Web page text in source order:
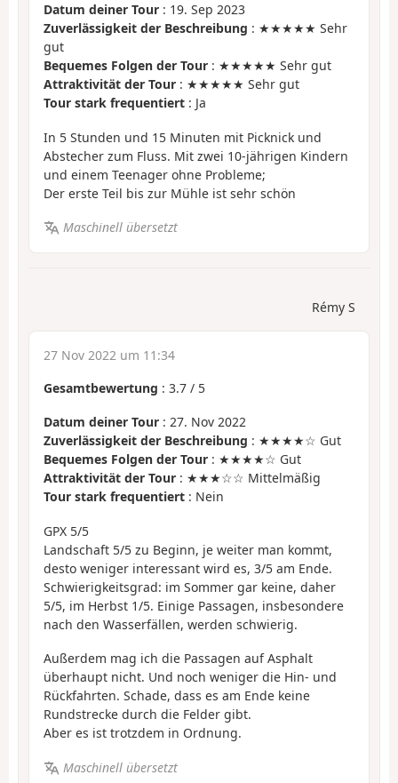
Datum deiner Tour : 19. Sep 2023
Zuverlässigkeit der Beschreibung : ★★★★★ Sehr
gut
Bequemes Folgen der Tour : ★★★★★ Sehr gut
Attraktivität der Tour : ★★★★★ Sehr gut
Tour stark frequentiert : Ja
In 5 Stunden und 15 Minuten mit Picknick und
Abstecher zum Fluss. Mit zwei 10-jährigen Kindern
und einem Teenager ohne Probleme;
Der erste Teil bis zur Mühle ist sehr schön
Maschinell übersetzt
Rémy S
27 Nov 2022 um 11:34
Gesamtbewertung : 3.7 / 5
Datum deiner Tour : 27. Nov 2022
Zuverlässigkeit der Beschreibung : ★★★★☆ Gut
Bequemes Folgen der Tour : ★★★★☆ Gut
Attraktivität der Tour : ★★★☆☆ Mittelmäßig
Tour stark frequentiert : Nein
GPX 5/5
Landschaft 5/5 zu Beginn, je weiter man kommt,
desto weniger interessant wird es, 3/5 am Ende.
Schwierigkeitsgrad: im Sommer gar keine, daher
5/5, im Herbst 1/5. Einige Passagen, insbesondere
nach den Wasserfällen, werden schwierig.
Außerdem mag ich die Passagen auf Asphalt
überhaupt nicht. Und noch weniger die Hin- und
Rückfahrten. Schade, dass es am Ende keine
Rundstrecke durch die Felder gibt.
Aber es ist trotzdem in Ordnung.
Maschinell übersetzt